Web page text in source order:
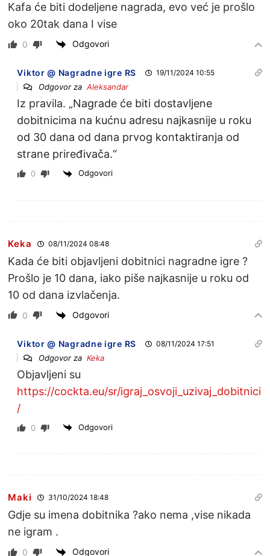
Kafa će biti dodeljene nagrada, evo već je prošlo
oko 20tak dana I vise
0 Odgovori
Viktor @ Nagradne igre RS 19/11/2024 10:55
Odgovor zaAleksandar
Iz pravila. „Nagrade će biti dostavljene
dobitnicima na kućnu adresu najkasnije u roku
od 30 dana od dana prvog kontaktiranja od
strane priređivača.“
0 Odgovori
Keka 08/11/2024 08:48
Kada će biti objavljeni dobitnici nagradne igre ?
Prošlo je 10 dana, iako piše najkasnije u roku od
10 od dana izvlačenja.
0 Odgovori
Viktor @ Nagradne igre RS 08/11/2024 17:51
Odgovor zaKeka
Objavljeni su
https://cockta.eu/sr/igraj_osvoji_uzivaj_dobitnici
/
0 Odgovori
Maki 31/10/2024 18:48
Gdje su imena dobitnika ?ako nema ,vise nikada
ne igram .
0 Odgovori